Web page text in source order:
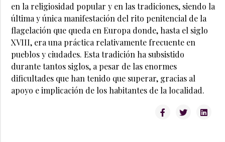
en la religiosidad popular y en las tradiciones, siendo la
última y única manifestación del rito penitencial de la
flagelación que queda en Europa donde, hasta el siglo
XVIII, era una práctica relativamente frecuente en
pueblos y ciudades. Esta tradición ha subsistido
durante tantos siglos, a pesar de las enormes
dificultades que han tenido que superar, gracias al
apoyo e implicación de los habitantes de la localidad.